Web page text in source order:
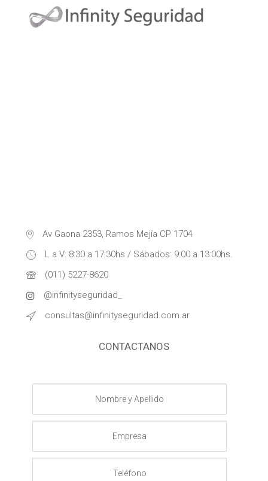
CONTACTANOS
Apellido
Av Gaona 2353, Ramos Mejía CP 1704
L a V: 8:30 a 17:30hs / Sábados: 9:00 a 13:00hs.
(011) 5227-8620
@infinityseguridad_
consultas@infinityseguridad.com.ar